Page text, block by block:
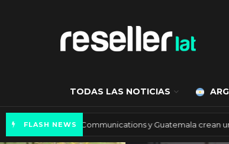
TODAS LAS NOTICIAS
FLASH NEWS Axis Communications y